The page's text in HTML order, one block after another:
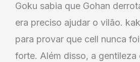
Goku sabia que Gohan
era preciso ajudar o vilão.
para provar que cell nunca
forte. Além disso, a gentileza